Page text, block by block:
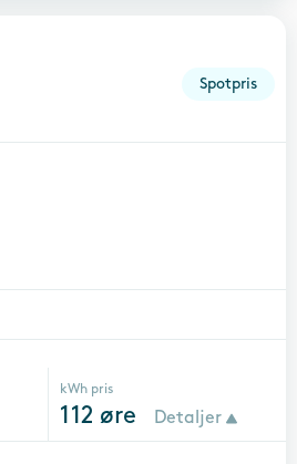
Spotpris
kWh pris
112 øre Detaljer